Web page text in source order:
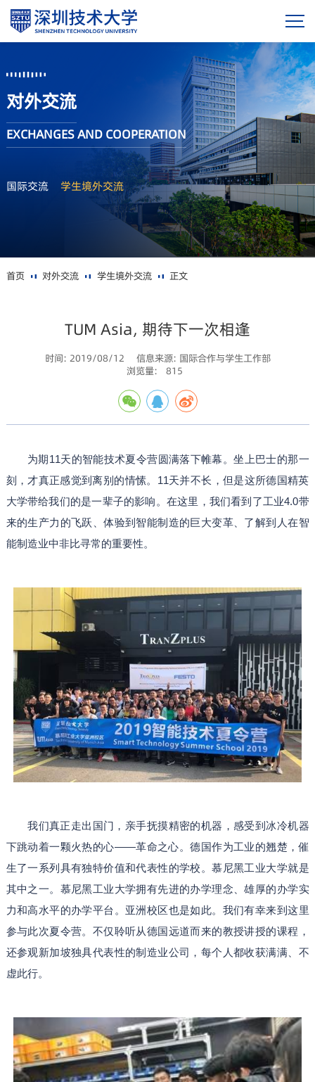
对外交流
EXCHANGES AND COOPERATION
国际交流 学生境外交流
首页 对外交流 学生境外交流 正文
TUM Asia, 期待下一次相逢
时间: 2019/08/12
信息来源: 国际合作与学生工作部
浏览量:
815
为期11天的智能技术夏令营圆满落下帷幕。坐上巴士的那一
刻，才真正感觉到离别的情愫。11天并不长，但是这所德国精英
大学带给我们的是一辈子的影响。在这里，我们看到了工业4.0带
来的生产力的飞跃、体验到智能制造的巨大变革、了解到人在智
能制造业中非比寻常的重要性。
我们真正走出国门，亲手抚摸精密的机器，感受到冰冷机器
下跳动着一颗火热的心——革命之心。德国作为工业的翘楚，催
生了一系列具有独特价值和代表性的学校。慕尼黑工业大学就是
其中之一。慕尼黑工业大学拥有先进的办学理念、雄厚的办学实
力和高水平的办学平台。亚洲校区也是如此。我们有幸来到这里
参与此次夏令营。不仅聆听从德国远道而来的教授讲授的课程，
还参观新加坡独具代表性的制造业公司，每个人都收获满满、不
虚此行。